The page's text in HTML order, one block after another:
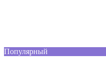
Популярный